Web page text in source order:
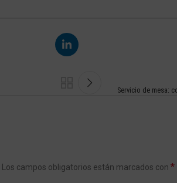
Servicio de mesa:
Los campos obligatorios están marcados con *